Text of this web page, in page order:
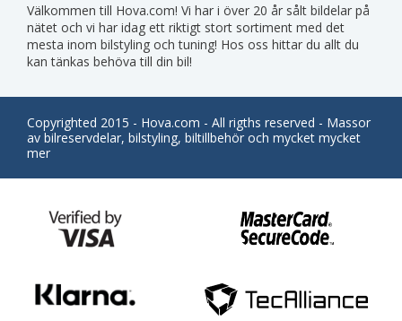
Välkommen till Hova.com! Vi har i över 20 år sålt bildelar på
nätet och vi har idag ett riktigt stort sortiment med det
mesta inom bilstyling och tuning! Hos oss hittar du allt du
kan tänkas behöva till din bil!
Copyrighted 2015 - Hova.com - All rigths reserved - Massor
av bilreservdelar, bilstyling, biltillbehör och mycket mycket
mer